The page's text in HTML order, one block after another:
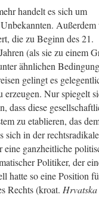
handelt es sich um
die zu Beginn des 21.
(als sie zu einem
ähnlichen
gelingt es
Nur spiegelt
dass diese
zu etablieren, das
sich in der
ganzheitliche
Politiker, der
hatte so eine Position
Rechts (kroat.